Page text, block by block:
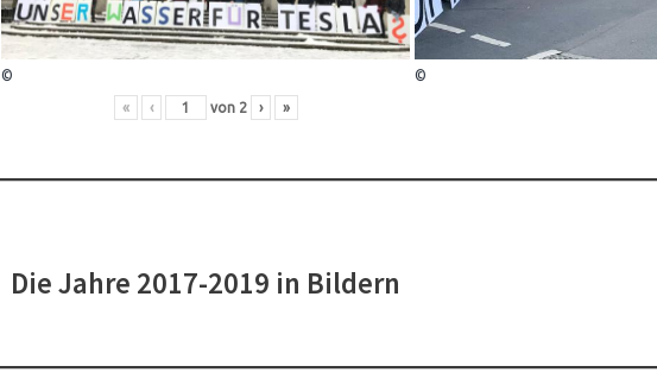
© ©
« ‹ von 2 › »
Die Jahre 2017-2019 in Bildern